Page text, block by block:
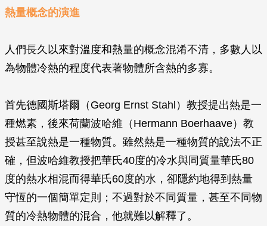
熱量概念的演進
人們長久以來對溫度和熱量的概念混淆不清，多數人以
為物體冷熱的程度代表著物體所含熱的多寡。
首先德國斯塔爾（Georg Ernst Stahl）教授提出熱是一
種燃素，後來荷蘭波哈維（Hermann Boerhaave）教
授甚至說熱是一種物質。雖然熱是一種物質的說法不正
確，但波哈維教授把華氏40度的冷水與同質量華氏80
度的熱水相混而得華氏60度的水，卻隱約地得到熱量
守恆的一個簡單定則；不過對於不同質量，甚至不同物
質的冷熱物體的混合，他就難以解釋了。